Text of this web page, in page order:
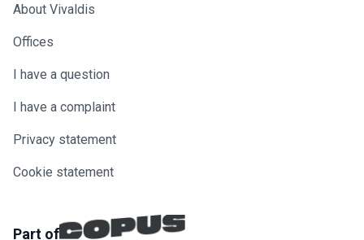
About Vivaldis
Offices
I have a question
I have a complaint
Privacy statement
Cookie statement
Part of